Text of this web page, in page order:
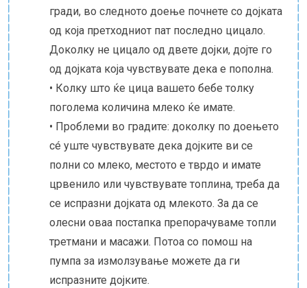
гради, во следното доење почнете со дојката
од која претходниот пат последно цицало.
Доколку не цицало од двете дојки, дојте го
од дојката која чувствувате дека е пополна.
• Колку што ќе цица вашето бебе толку
поголема количина млеко ќе имате.
• Проблеми во градите: доколку по доењето
сé уште чувствувате дека дојките ви се
полни со млеко, местото е тврдо и имате
црвенило или чувствувате топлина, треба да
се испразни дојката од млекото. За да се
олесни оваа постапка препорачуваме топли
третмани и масажи. Потоа со помош на
пумпа за измолзување можете да ги
испразните дојките.